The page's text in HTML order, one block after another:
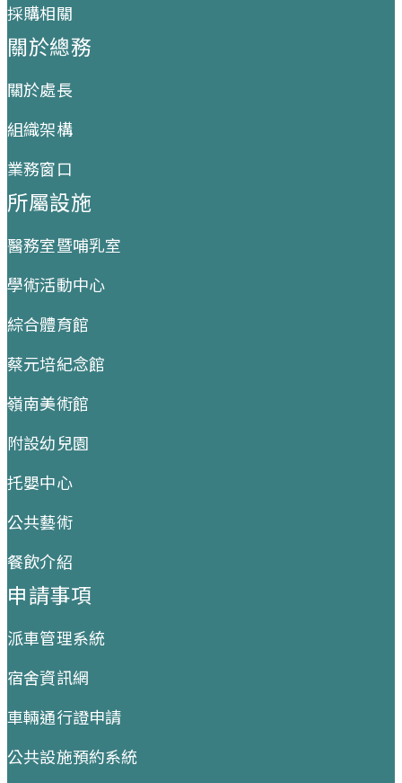
採購相關
關於總務
關於處長
組織架構
業務窗口
所屬設施
醫務室暨哺乳室
學術活動中心
綜合體育館
蔡元培紀念館
嶺南美術館
附設幼兒園
托嬰中心
公共藝術
餐飲介紹
申請事項
派車管理系統
宿舍資訊網
車輛通行證申請
公共設施預約系統